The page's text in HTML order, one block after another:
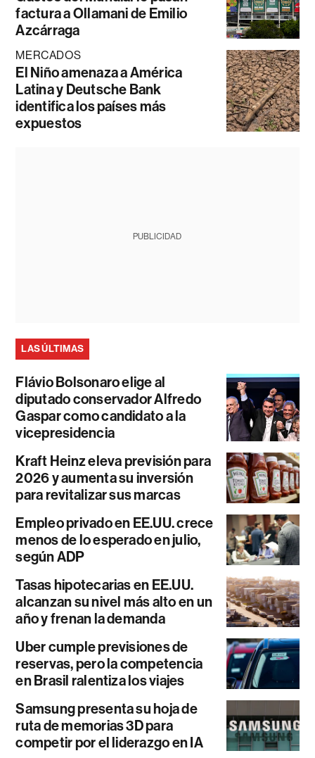
factura a Ollamani de Emilio
Azcárraga
MERCADOS
El Niño amenaza a América
Latina y Deutsche Bank
identifica los países más
expuestos
PUBLICIDAD
LAS ÚLTIMAS
Flávio Bolsonaro elige al
diputado conservador Alfredo
Gaspar como candidato a la
vicepresidencia
Kraft Heinz eleva previsión para
2026 y aumenta su inversión
para revitalizar sus marcas
Empleo privado en EE.UU. crece
menos de lo esperado en julio,
según ADP
Tasas hipotecarias en EE.UU.
alcanzan su nivel más alto en un
año y frenan la demanda
Uber cumple previsiones de
reservas, pero la competencia
en Brasil ralentiza los viajes
Samsung presenta su hoja de
ruta de memorias 3D para
competir por el liderazgo en IA